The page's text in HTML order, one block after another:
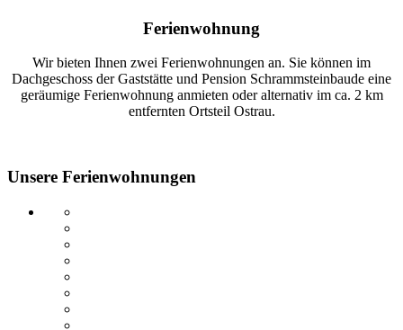
Ferienwohnung
Wir bieten Ihnen zwei Ferienwohnungen an. Sie können im
Dachgeschoss der Gaststätte und Pension Schrammsteinbaude eine
geräumige Ferienwohnung anmieten oder alternativ im ca. 2 km
entfernten Ortsteil Ostrau.
Unsere Ferienwohnungen